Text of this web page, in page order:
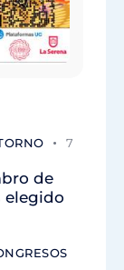
7
de
elegido